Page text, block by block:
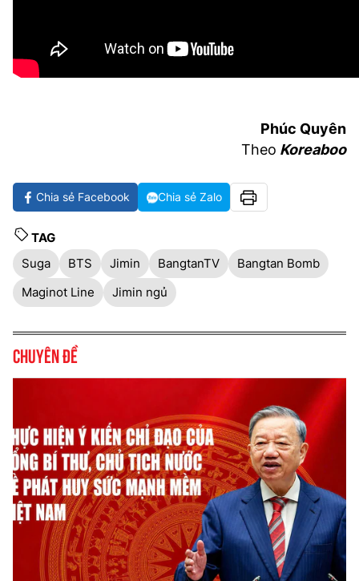
Phúc Quyên
Theo Koreaboo
Chia sẻ Facebook Chia sẻ Zalo
TAG
Suga
BTS Jimin BangtanTV
Bangtan Bomb
Maginot Line
Jimin ngủ
Chuyên đề